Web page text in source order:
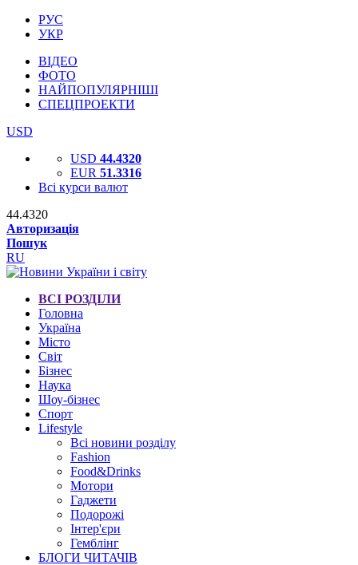
РУС
УКР
ВІДЕО
ФОТО
НАЙПОПУЛЯРНІШІ
СПЕЦПРОЕКТИ
USD
USD 44.4320
EUR 51.3316
Всі курси валют
44.4320
Авторизація
Пошук
RU
ВСІ РОЗДІЛИ
Головна
Україна
Місто
Світ
Бізнес
Наука
Шоу-бізнес
Спорт
Lifestyle
Всі новини розділу
Fashion
Food&Drinks
Мотори
Гаджети
Подорожі
Інтер'єри
Гемблінг
БЛОГИ ЧИТАЧІВ